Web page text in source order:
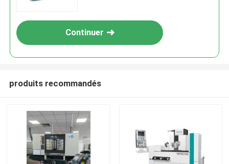
Continuer
produits recommandés